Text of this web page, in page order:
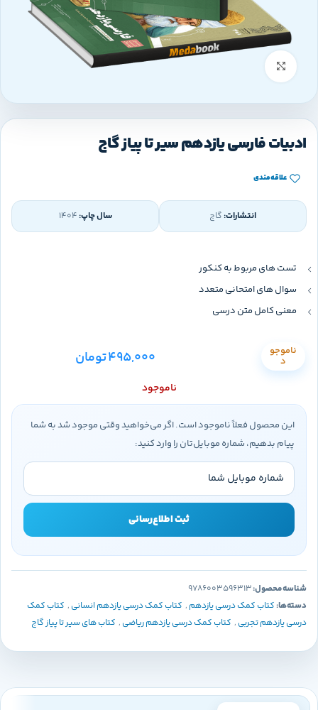
بزرگنمایی تصویر
ادبیات فارسی یازدهم سیر تا پیاز گاج
علاقه‌مندی
انتشارات: گاج سال چاپ:
تست های مربوط به کنکور
سوال های امتحانی متعدد
معنی کامل متن درسی
ناموجو
د 495,000تومان
ناموجود
این محصول فعلاً ناموجود است. اگر می‌خواهید وقتی موجود شد به شما
پیام بدهیم، شماره موبایل‌تان را وارد کنید:
ثبت اطلاع‌رسانی
شناسه محصول:9786003596313
دسته‌ها:کتاب کمک درسی یازدهم , کتاب کمک درسی یازدهم انسانی , کتاب کمک
درسی یازدهم تجربی , کتاب کمک درسی یازدهم ریاضی , کتاب های سیر تا پیاز گاج